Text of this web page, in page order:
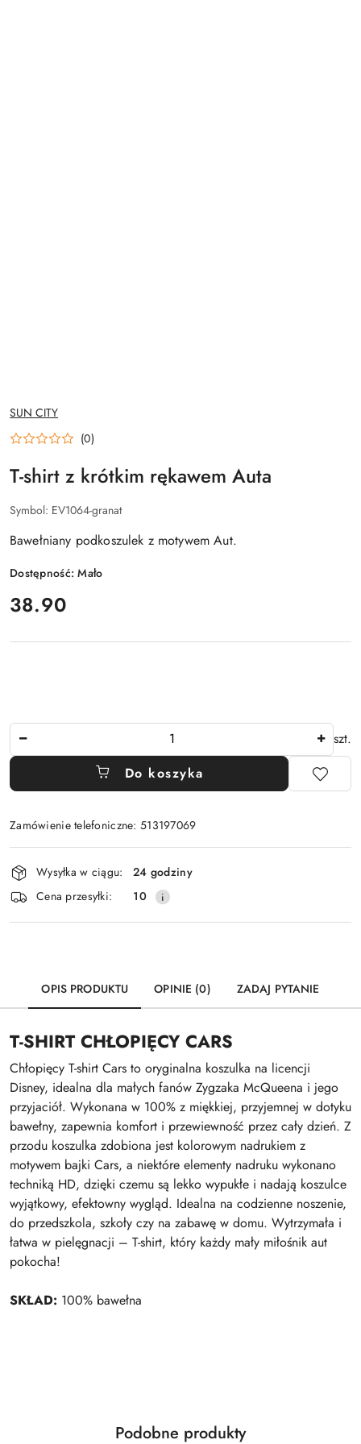
NAZWA
PRODUCENTA:
SUN CITY
(0)
T-shirt z krótkim rękawem Auta
Symbol: EV1064-granat
Bawełniany podkoszulek z motywem Aut.
Dostępność:Mało
cena:
38.90
szt.
Do koszyka
Zamówienie telefoniczne: 513197069
Dostępność
i
dostawa
Wysyłka w ciągu:
24 godziny
Cena przesyłki:
10
OPIS PRODUKTU OPINIE (0) ZADAJ PYTANIE
T-SHIRT CHŁOPIĘCY CARS
Chłopięcy T-shirt Cars to oryginalna koszulka na licencji
Disney, idealna dla małych fanów Zygzaka McQueena i jego
przyjaciół. Wykonana w 100% z miękkiej, przyjemnej w dotyku
bawełny, zapewnia komfort i przewiewność przez cały dzień. Z
przodu koszulka zdobiona jest kolorowym nadrukiem z
motywem bajki Cars, a niektóre elementy nadruku wykonano
techniką HD, dzięki czemu są lekko wypukłe i nadają koszulce
wyjątkowy, efektowny wygląd. Idealna na codzienne noszenie,
do przedszkola, szkoły czy na zabawę w domu. Wytrzymała i
łatwa w pielęgnacji – T-shirt, który każdy mały miłośnik aut
pokocha!
SKŁAD: 100% bawełna
Pomiń karuzelę produktów
Produkty
Podobne produkty